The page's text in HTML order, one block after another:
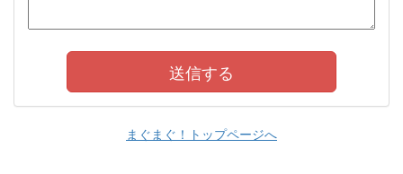
まぐまぐ！トップページへ